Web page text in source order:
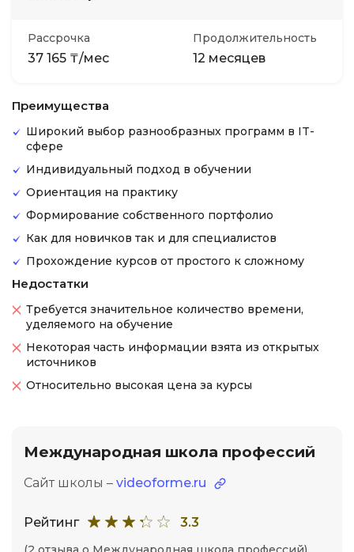
Рассрочка
37 165 ₸/мес
Продолжительность
12 месяцев
Преимущества
Широкий выбор разнообразных программ в IT-
сфере
Индивидуальный подход в обучении
Ориентация на практику
Формирование собственного портфолио
Как для новичков так и для специалистов
Прохождение курсов от простого к сложному
Недостатки
Требуется значительное количество времени,
уделяемого на обучение
Некоторая часть информации взята из открытых
источников
Относительно высокая цена за курсы
Международная школа профессий
Сайт школы – videoforme.ru
Рейтинг 3.3